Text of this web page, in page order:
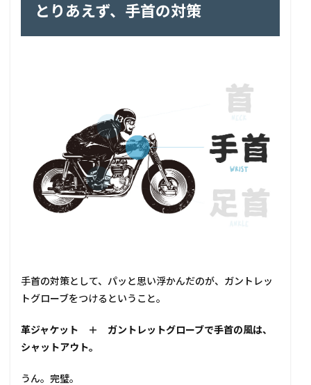
とりあえず、手首の対策
手首の対策として、パッと思い浮かんだのが、ガントレッ
トグローブをつけるということ。
革ジャケット ＋ ガントレットグローブで手首の風は、
シャットアウト。
うん。完璧。